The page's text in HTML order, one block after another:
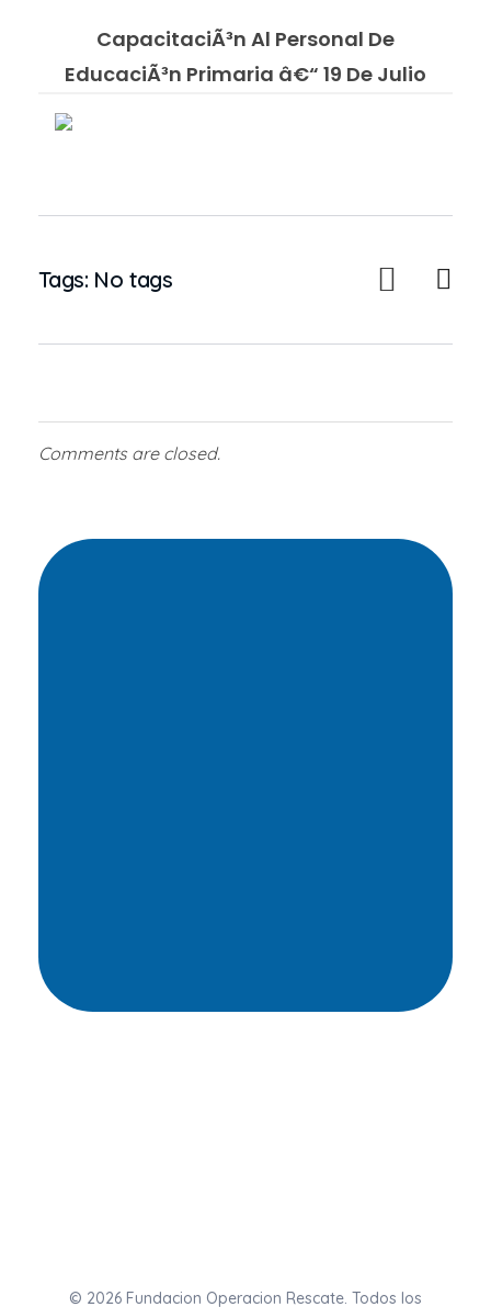
CapacitaciÃ³n Al Personal De
EducaciÃ³n Primaria â€“ 19 De Julio
Tags: No tags
Comments are closed.
© 2026 Fundacion Operacion Rescate. Todos los